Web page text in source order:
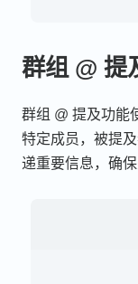
群组 @ 提
群组 @ 提及功能
特定成员，被提
递重要信息，确